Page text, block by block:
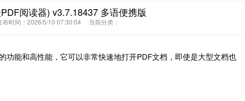
阅读器) v3.7.18437 多语便携版
时间：2026/5/10 07:30:04 当前分类：
功能和高性能，它可以非常快速地打开PDF文档，即使是大型文档也